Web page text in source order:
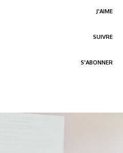
J'AIME
SUIVRE
S'ABONNER